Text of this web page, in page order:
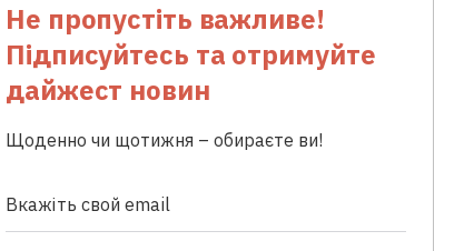
Не пропустіть важливе!
Підписуйтесь та отримуйте
дайжест новин
Щоденно чи щотижня – обираєте ви!